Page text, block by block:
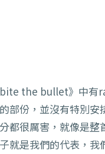
the bullet》中有
部份，並沒有特別安
都很厲害，就像是整
就是我們的代表，我